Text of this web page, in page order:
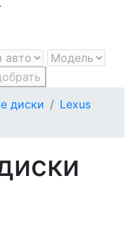
диски
Lexus